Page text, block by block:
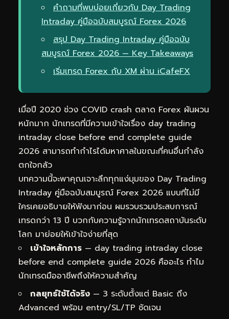
คำถามที่พบบ่อยเกี่ยวกับ Day Trading
Intraday คู่มือฉบับสมบูรณ์ Forex 2026
สรุป Day Trading Intraday คู่มือฉบับ
สมบูรณ์ Forex 2026 — Key Takeaways
เริ่มเทรด Forex กับ XM ผ่าน iCafeFX
เมื่อปี 2020 ช่วง COVID crash ตลาด Forex ผันผวน
หนักมาก นักเทรดที่มีความเข้าใจเรื่อง day trading
intraday close before end complete guide
2026 สามารถทำกำไรได้มหาศาลในขณะที่คนอื่นกำลัง
ตกใจกลัว
บทความนี้จะพาคุณเจาะลึกทุกแง่มุมของ Day Trading
Intraday คู่มือฉบับสมบูรณ์ Forex 2026 แบบที่ไม่มี
ใครเคยอธิบายให้ฟังมาก่อน ผมรวบรวมประสบการณ์
เทรดกว่า 13 ปี บวกกับความรู้จากนักเทรดสถาบันระดับ
โลก มาย่อยให้เข้าใจง่ายที่สุด
เข้าใจหลักการ — day trading intraday close
before end complete guide 2026 คืออะไร ทำไม
นักเทรดมืออาชีพถึงให้ความสำคัญ
กลยุทธ์ใช้ได้จริง — 3 ระดับตั้งแต่ Basic ถึง
Advanced พร้อม entry/SL/TP ชัดเจน